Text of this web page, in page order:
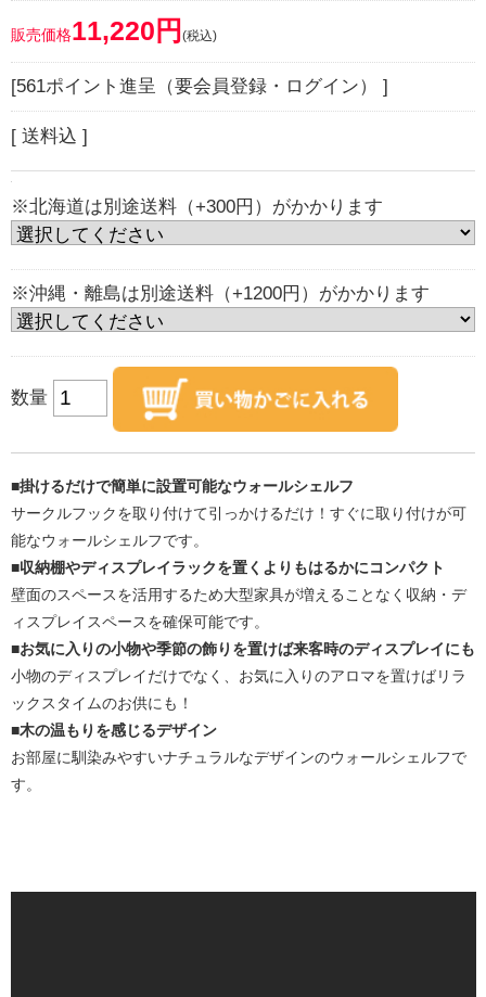
販売価格11,220円 (税込)
[561ポイント進呈（要会員登録・ログイン） ]
[ 送料込 ]
※北海道は別途送料（+300円）がかかります
※沖縄・離島は別途送料（+1200円）がかかります
数量
■掛けるだけで簡単に設置可能なウォールシェルフ
サークルフックを取り付けて引っかけるだけ！すぐに取り付けが可
能なウォールシェルフです。
■収納棚やディスプレイラックを置くよりもはるかにコンパクト
壁面のスペースを活用するため大型家具が増えることなく収納・デ
ィスプレイスペースを確保可能です。
■お気に入りの小物や季節の飾りを置けば来客時のディスプレイにも
小物のディスプレイだけでなく、お気に入りのアロマを置けばリラ
ックスタイムのお供にも！
■木の温もりを感じるデザイン
お部屋に馴染みやすいナチュラルなデザインのウォールシェルフで
す。